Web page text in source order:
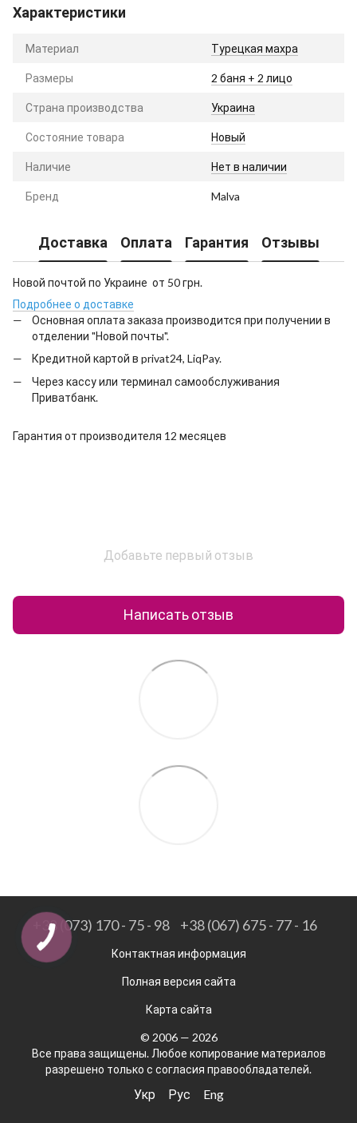
Характеристики
Материал Турецкая махра
Размеры 2 баня + 2 лицо
Страна производства Украина
Состояние товара Новый
Наличие Нет в наличии
Бренд Malva
Доставка Оплата Гарантия Отзывы
Новой почтой по Украине от 50 грн.
Подробнее о доставке
Основная оплата заказа производится при получении в
отделении "Новой почты".
Кредитной картой в privat24, LiqPay.
Через кассу или терминал самообслуживания
Приватбанк.
Гарантия от производителя 12 месяцев
Добавьте первый отзыв
Написать отзыв
+38 (073) 170 - 75 - 98 +38 (067) 675 - 77 - 16
Контактная информация
Полная версия сайта
Карта сайта
© 2006 — 2026
Все права защищены. Любое копирование материалов
разрешено только с согласия правообладателей.
Укр Рус Eng